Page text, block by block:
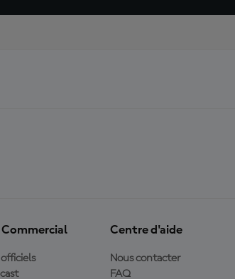
Commercial Centre d'aide
Nous contacter
FAQ